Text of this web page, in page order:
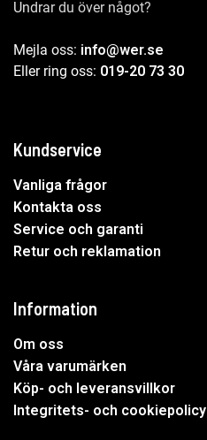
Undrar du över något?
Mejla oss: info@wer.se
Eller ring oss: 019-20 73 30
Kundservice
Vanliga frågor
Kontakta oss
Service och garanti
Retur och reklamation
Information
Om oss
Våra varumärken
Köp- och leveransvillkor
Integritets- och cookiepolicy